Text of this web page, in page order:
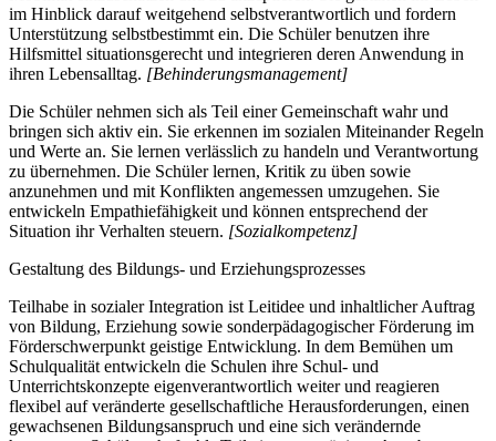
im Hinblick darauf weitgehend selbstverantwortlich und fordern
Unterstützung selbstbestimmt ein. Die Schüler benutzen ihre
Hilfsmittel situationsgerecht und integrieren deren Anwendung in
ihren Lebensalltag. [Behinderungsmanagement]
Die Schüler nehmen sich als Teil einer Gemeinschaft wahr und
bringen sich aktiv ein. Sie erkennen im sozialen Miteinander Regeln
und Werte an. Sie lernen verlässlich zu handeln und Verantwortung
zu übernehmen. Die Schüler lernen, Kritik zu üben sowie
anzunehmen und mit Konflikten angemessen umzugehen. Sie
entwickeln Empathiefähigkeit und können entsprechend der
Situation ihr Verhalten steuern. [Sozialkompetenz]
Gestaltung des Bildungs- und Erziehungsprozesses
Teilhabe in sozialer Integration ist Leitidee und inhaltlicher Auftrag
von Bildung, Erziehung sowie sonderpädagogischer Förderung im
Förderschwerpunkt geistige Entwicklung. In dem Bemühen um
Schulqualität entwickeln die Schulen ihre Schul- und
Unterrichtskonzepte eigenverantwortlich weiter und reagieren
flexibel auf veränderte gesellschaftliche Herausforderungen, einen
gewachsenen Bildungsanspruch und eine sich verändernde